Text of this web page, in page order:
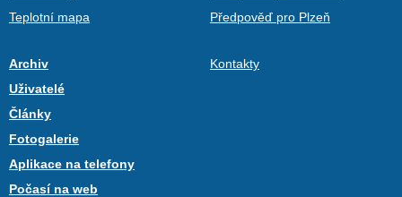
Teplotní mapa
Předpověď pro Plzeň
Archiv
Uživatelé
Články
Fotogalerie
Aplikace na telefony
Počasí na web
Kontakty